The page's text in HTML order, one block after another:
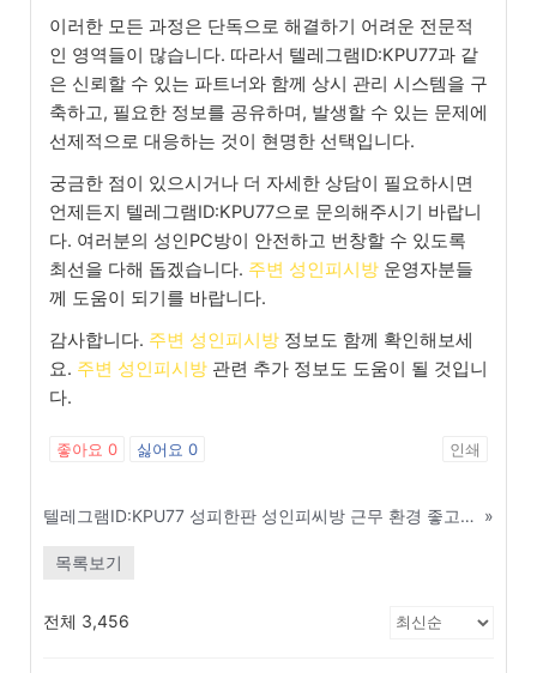
이러한 모든 과정은 단독으로 해결하기 어려운 전문적
인 영역들이 많습니다. 따라서 텔레그램ID:KPU77과 같
은 신뢰할 수 있는 파트너와 함께 상시 관리 시스템을 구
축하고, 필요한 정보를 공유하며, 발생할 수 있는 문제에
선제적으로 대응하는 것이 현명한 선택입니다.
궁금한 점이 있으시거나 더 자세한 상담이 필요하시면
언제든지 텔레그램ID:KPU77으로 문의해주시기 바랍니
다. 여러분의 성인PC방이 안전하고 번창할 수 있도록
최선을 다해 돕겠습니다. 주변 성인피시방 운영자분들
께 도움이 되기를 바랍니다.
감사합니다. 주변 성인피시방 정보도 함께 확인해보세
요. 주변 성인피시방 관련 추가 정보도 도움이 될 것입니
다.
좋아요 0 싫어요 0 인쇄
텔레그램ID:KPU77 성피한판 성인피씨방 근무 환경 좋고 팁 많이 나오는 알바 자리 - 영주 »
목록보기
전체 3,456